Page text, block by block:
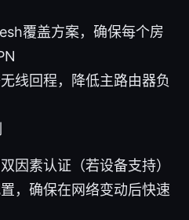
覆盖方案，确保每个房
线回程，降低主路由器负
因素认证（若设备支持）
，确保在网络变动后快速